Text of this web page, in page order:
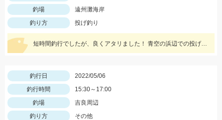
釣場
遠州灘海岸
釣り方
投げ釣り
短時間釣行でしたが、良くアタリました！ 青空の浜辺での投げ釣りは爽快です♪
釣行日
2022/05/06
釣行時間
15:30～17:00
釣場
吉良周辺
釣り方
その他